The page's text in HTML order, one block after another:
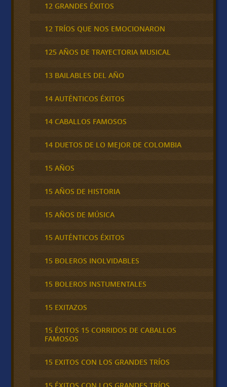
12 GRANDES ÉXITOS
12 TRÍOS QUE NOS EMOCIONARON
125 AÑOS DE TRAYECTORIA MUSICAL
13 BAILABLES DEL AÑO
14 AUTÉNTICOS ÉXITOS
14 CABALLOS FAMOSOS
14 DUETOS DE LO MEJOR DE COLOMBIA
15 AÑOS
15 AÑOS DE HISTORIA
15 AÑOS DE MÚSICA
15 AUTÉNTICOS ÉXITOS
15 BOLEROS INOLVIDABLES
15 BOLEROS INSTUMENTALES
15 EXITAZOS
15 ÉXITOS 15 CORRIDOS DE CABALLOS
FAMOSOS
15 EXITOS CON LOS GRANDES TRÍOS